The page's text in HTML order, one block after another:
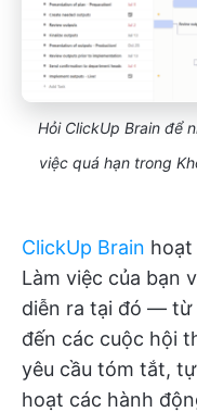
Hỏi ClickUp Brain để
việc quá hạn trong
ClickUp Brain hoạt
Làm việc của bạn
diễn ra tại đó — từ
đến các cuộc hội
yêu cầu tóm tắt,
hoạt các hành